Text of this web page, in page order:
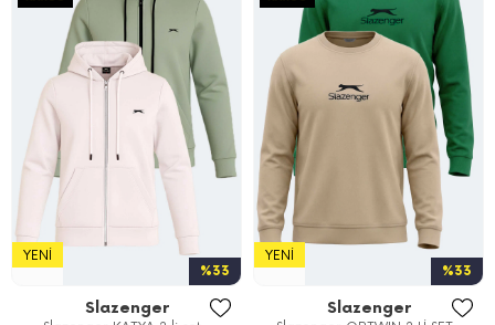
%33
YENI
Slazenger
%33
YENI
Slazenger